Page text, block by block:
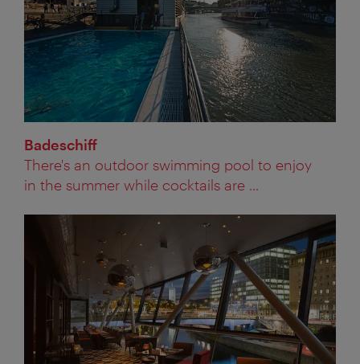
Badeschiff
There's an outdoor swimming pool to enjoy
in the summer while cocktails are ...